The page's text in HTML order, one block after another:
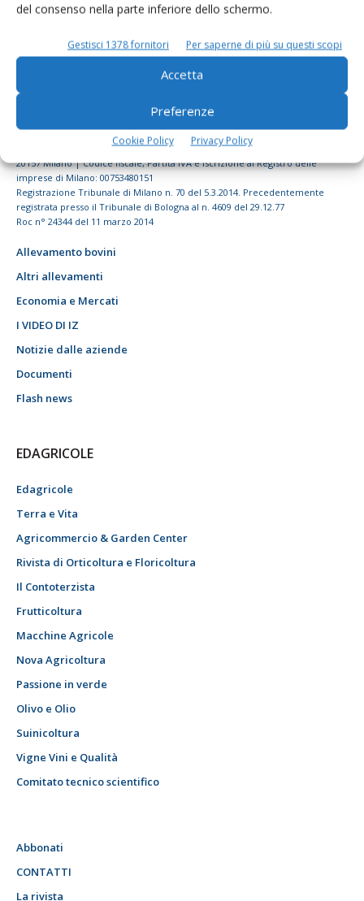
del consenso nella parte inferiore dello schermo.
Gestisci 1378 fornitori Per saperne di più su questi scopi
Accetta
Preferenze
Cookie Policy Privacy Policy
© Tecniche Nuove Spa. Tutti i diritti riservati. Sede legale Via Eritrea 21 -
20157 Milano | Codice fiscale, Partita IVA e Iscrizione al Registro delle
imprese di Milano: 00753480151
Registrazione Tribunale di Milano n. 70 del 5.3.2014. Precedentemente
registrata presso il Tribunale di Bologna al n. 4609 del 29.12.77
Roc n° 24344 del 11 marzo 2014
Allevamento bovini
Altri allevamenti
Economia e Mercati
I VIDEO DI IZ
Notizie dalle aziende
Documenti
Flash news
EDAGRICOLE
Edagricole
Terra e Vita
Agricommercio & Garden Center
Rivista di Orticoltura e Floricoltura
Il Contoterzista
Frutticoltura
Macchine Agricole
Nova Agricoltura
Passione in verde
Olivo e Olio
Suinicoltura
Vigne Vini e Qualità
Comitato tecnico scientifico
Abbonati
CONTATTI
La rivista